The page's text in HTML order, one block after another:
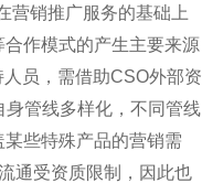
营销推广服务的基础上
作模式的产生主要来源
员，需借助CSO外部资
管线多样化，不同管线
些特殊产品的营销需
通受资质限制，因此也